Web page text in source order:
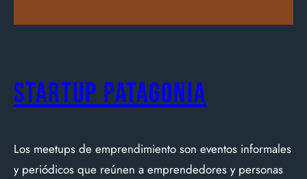
Startup Patagonia
Los meetups de emprendimiento son eventos informales
y periódicos que reúnen a emprendedores y personas